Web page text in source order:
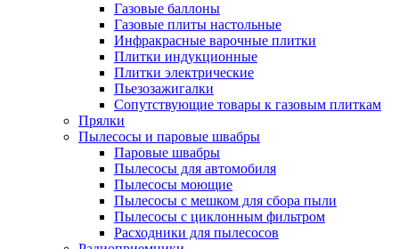
Газовые баллоны
Газовые плиты настольные
Инфракрасные варочные плитки
Плитки индукционные
Плитки электрические
Пьезозажигалки
Сопутствующие товары к газовым плиткам
Прялки
Пылесосы и паровые швабры
Паровые швабры
Пылесосы для автомобиля
Пылесосы моющие
Пылесосы с мешком для сбора пыли
Пылесосы с циклонным фильтром
Расходники для пылесосов